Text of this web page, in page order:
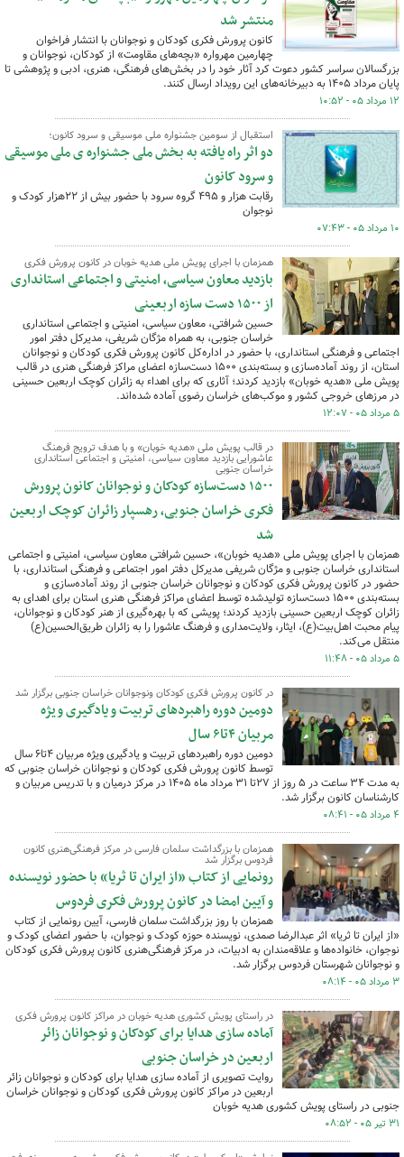
منتشر شد
کانون پرورش فکری کودکان و نوجوانان با انتشار فراخوان
چهارمین مهرواره «بچه‌های مقاومت» از کودکان، نوجوانان و
بزرگسالان سراسر کشور دعوت کرد آثار خود را در بخش‌های فرهنگی، هنری، ادبی و پژوهشی تا
پایان مرداد ۱۴۰۵ به دبیرخانه‌های این رویداد ارسال کنند.
۱۲ مرداد ۰۵ - ۱۰:۵۲
استقبال از سومین جشنواره ملی موسیقی و سرود کانون؛
دو اثر راه یافته به بخش ملی جشنواره ی ملی موسیقی
و سرود کانون
رقابت هزار و ۴۹۵ گروه سرود با حضور بیش از ۲۲هزار کودک و
نوجوان
۱۰ مرداد ۰۵ - ۰۷:۴۳
همزمان با اجرای پویش ملی هدیه خوبان در کانون پرورش فکری
بازدید معاون سیاسی، امنیتی و اجتماعی استانداری
از ۱۵۰۰ دست سازه اربعینی
حسین شرافتی، معاون سیاسی، امنیتی و اجتماعی استانداری
خراسان جنوبی، به همراه مژگان شریفی، مدیرکل دفتر امور
اجتماعی و فرهنگی استانداری، با حضور در اداره‌کل کانون پرورش فکری کودکان و نوجوانان
استان، از روند آماده‌سازی و بسته‌بندی ۱۵۰۰ دست‌سازه اعضای مراکز فرهنگی هنری در قالب
پویش ملی «هدیه خوبان» بازدید کردند؛ آثاری که برای اهداء به زائران کوچک اربعین حسینی
در مرزهای خروجی کشور و موکب‌های خراسان رضوی آماده شده‌اند.
۵ مرداد ۰۵ - ۱۲:۰۷
در قالب پویش ملی «هدیه خوبان» و با هدف ترویج فرهنگ
عاشورایی بازدید معاون سیاسی، امنیتی و اجتماعی استانداری
خراسان جنوبی
۱۵۰۰ دست‌سازه کودکان و نوجوانان کانون پرورش
فکری خراسان جنوبی، رهسپار زائران کوچک اربعین
شد
همزمان با اجرای پویش ملی «هدیه خوبان»، حسین شرافتی معاون سیاسی، امنیتی و اجتماعی
استانداری خراسان جنوبی و مژگان شریفی مدیرکل دفتر امور اجتماعی و فرهنگی استانداری، با
حضور در کانون پرورش فکری کودکان و نوجوانان خراسان جنوبی از روند آماده‌سازی و
بسته‌بندی ۱۵۰۰ دست‌سازه تولیدشده توسط اعضای مراکز فرهنگی هنری استان برای اهدای به
زائران کوچک اربعین حسینی بازدید کردند؛ پویشی که با بهره‌گیری از هنر کودکان و نوجوانان،
پیام محبت اهل‌بیت(ع)، ایثار، ولایت‌مداری و فرهنگ عاشورا را به زائران طریق‌الحسین(ع)
منتقل می‌کند.
۵ مرداد ۰۵ - ۱۱:۴۸
در کانون پرورش فکری کودکان ونوجوانان خراسان جنوبی برگزار شد
دومین دوره راهبردهای تربیت و یادگیری ویژه
مربیان ۴تا۶ سال
دومین دوره راهبردهای تربیت و یادگیری ویژه مربیان ۴تا۶ سال
توسط کانون پرورش فکری کودکان و نوجوانان خراسان جنوبی که
به مدت ۳۴ ساعت در ۵ روز از ۲۷تا ۳۱ مرداد ماه ۱۴۰۵ در مرکز درمیان و با تدریس مربیان و
کارشناسان کانون برگزار شد.
۴ مرداد ۰۵ - ۰۸:۴۱
همزمان با بزرگداشت سلمان فارسی در مرکز فرهنگی‌هنری کانون
فردوس برگزار شد
رونمایی از کتاب «از ایران تا ثریا» با حضور نویسنده
و آیین امضا در کانون پرورش فکری فردوس
همزمان با روز بزرگداشت سلمان فارسی، آیین رونمایی از کتاب
«از ایران تا ثریا» اثر عبدالرضا صمدی، نویسنده حوزه کودک و نوجوان، با حضور اعضای کودک و
نوجوان، خانواده‌ها و علاقه‌مندان به ادبیات، در مرکز فرهنگی‌هنری کانون پرورش فکری کودکان
و نوجوانان شهرستان فردوس برگزار شد.
۳ مرداد ۰۵ - ۰۸:۱۴
در راستای پویش کشوری هدیه خوبان در مراکز کانون پرورش فکری
آماده سازی هدایا برای کودکان و نوجوانان زائر
اربعین در خراسان جنوبی
روایت تصویری از آماده سازی هدایا برای کودکان و نوجوانان زائر
اربعین در مراکز کانون پرورش فکری کودکان و نوجوانان خراسان
جنوبی در راستای پویش کشوری هدیه خوبان
۳۱ تیر ۰۵ - ۰۸:۵۲